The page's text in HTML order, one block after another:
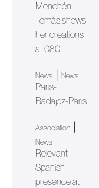
Menchén
Tomàs shows
her creations
at 080
News |News
Paris-
Badajoz-Paris
Association
News
Relevant
Spanish
presence at